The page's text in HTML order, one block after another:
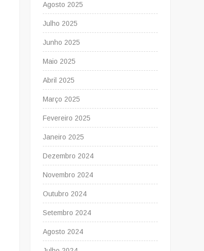
Agosto 2025
Julho 2025
Junho 2025
Maio 2025
Abril 2025
Março 2025
Fevereiro 2025
Janeiro 2025
Dezembro 2024
Novembro 2024
Outubro 2024
Setembro 2024
Agosto 2024